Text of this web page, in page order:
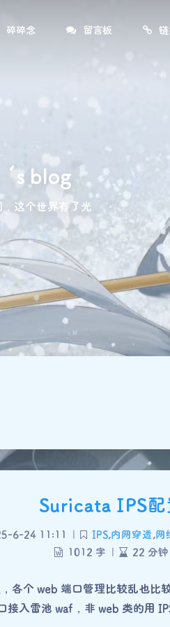
碎碎念 留言板
blog
这个世界有了光
Suricata IPS配
6-24 11:11 | IPS,内网穿透,网
1012 字 | 22 分钟
个 web 端口管理比较乱也比
接入雷池 waf，非 web 类的用